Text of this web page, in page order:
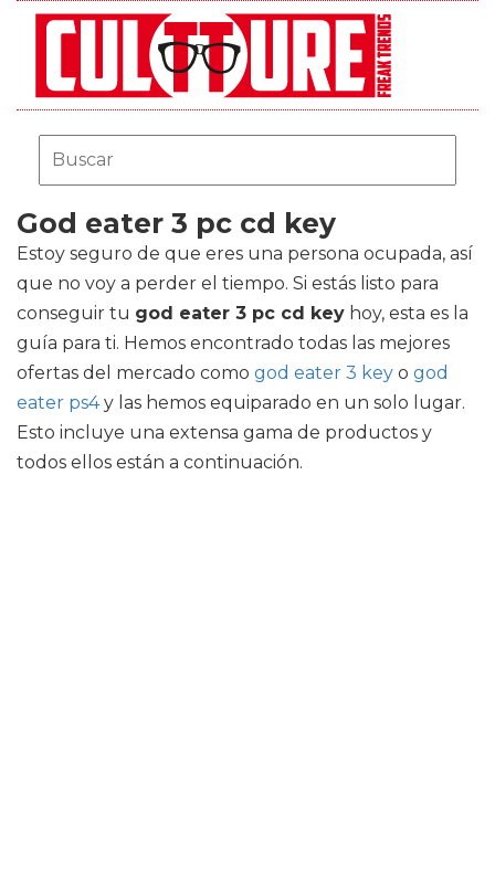
God eater 3 pc cd key
Estoy seguro de que eres una persona ocupada, así
que no voy a perder el tiempo. Si estás listo para
conseguir tu god eater 3 pc cd key hoy, esta es la
guía para ti. Hemos encontrado todas las mejores
ofertas del mercado como god eater 3 key o god
eater ps4y las hemos equiparado en un solo lugar.
Esto incluye una extensa gama de productos y
todos ellos están a continuación.